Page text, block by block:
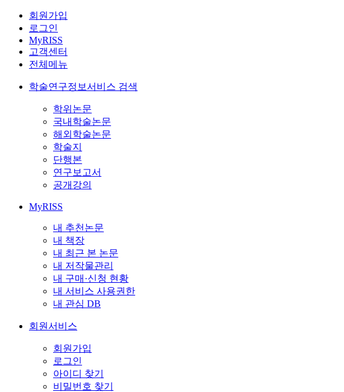
회원가입
로그인
MyRISS
고객센터
전체메뉴
학술연구정보서비스 검색
학위논문
국내학술논문
해외학술논문
학술지
단행본
연구보고서
공개강의
MyRISS
내 추천논문
내 책장
내 최근 본 논문
내 저작물관리
내 구매·신청 현황
내 서비스 사용권한
내 관심 DB
회원서비스
회원가입
로그인
아이디 찾기
비밀번호 찾기